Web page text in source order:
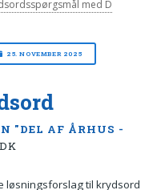
med D
25. NOVEMBER 2025
"DEL AF ÅRHUS -
løsningsforslag til krydsord